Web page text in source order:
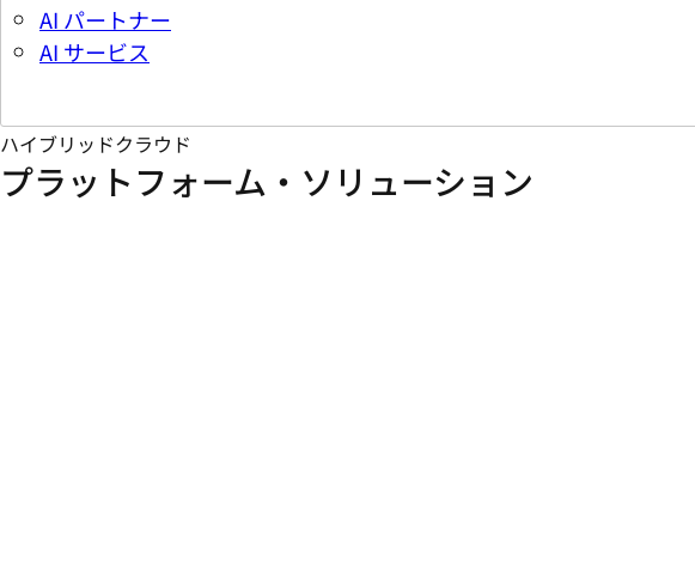
AI パートナー
AI サービス
ハイブリッドクラウド
プラットフォーム・ソリューション